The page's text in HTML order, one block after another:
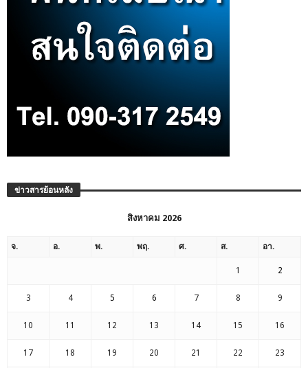
ข่าวสารย้อนหลัง
สิงหาคม 2026
จ. อ. พ. พฤ. ศ. ส. อา.
1 2
3 4 5 6 7 8 9
10 11 12 13 14 15 16
17 18 19 20 21 22 23